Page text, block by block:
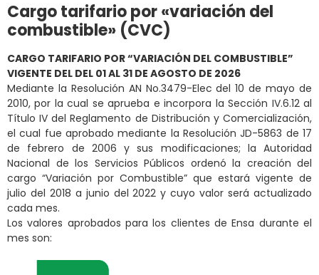
Cargo tarifario por «variación del
combustible» (CVC)
CARGO TARIFARIO POR “VARIACIÓN DEL COMBUSTIBLE”
VIGENTE DEL DEL 01 AL 31 DE AGOSTO DE 2026
Mediante la Resolución AN No.3479-Elec del 10 de mayo de
2010, por la cual se aprueba e incorpora la Sección IV.6.12 al
Título IV del Reglamento de Distribución y Comercialización,
el cual fue aprobado mediante la Resolución JD-5863 de 17
de febrero de 2006 y sus modificaciones; la Autoridad
Nacional de los Servicios Públicos ordenó la creación del
cargo “Variación por Combustible” que estará vigente de
julio del 2018 a junio del 2022 y cuyo valor será actualizado
cada mes.
Los valores aprobados para los clientes de Ensa durante el
mes son: